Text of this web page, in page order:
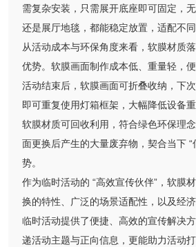
需复杂安装，只需展开底座即可固定，
还是展厅地毯，都能稳定放置，适配不同
从活动成本与环保角度来看，软膜材质
优势。软膜画面制作成本低、重量轻，
活动结束后，软膜画面可折叠收纳，下
即可重复使用灯箱框架，大幅降低设备
软膜材质可回收利用，符合绿色环保理
面更换后产生的大量废弃物，契合当下 “
势。
作为临时活动的 “高效宣传伙伴”，软膜
换的特性、广泛的场景适配性，以及经
临时活动提供了便捷、高效的宣传解决
递活动主题与正向信息，更能助力活动